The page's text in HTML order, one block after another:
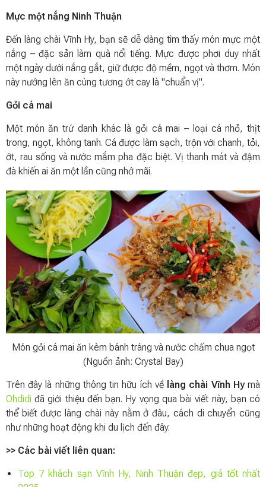
Mực một nắng Ninh Thuận
Đến làng chài Vĩnh Hy, bạn sẽ dễ dàng tìm thấy món mực một
nắng – đặc sản làm quà nổi tiếng. Mực được phơi duy nhất
một ngày dưới nắng gắt, giữ được độ mềm, ngọt và thơm. Món
này nướng lên ăn cùng tương ớt cay là "chuẩn vị".
Gỏi cá mai
Một món ăn trứ danh khác là gỏi cá mai – loại cá nhỏ, thịt
trong, ngọt, không tanh. Cá được làm sạch, trộn với chanh, tỏi,
ớt, rau sống và nước mắm pha đặc biệt. Vị thanh mát và đậm
đà khiến ai ăn một lần cũng nhớ mãi.
Món gỏi cá mai ăn kèm bánh tráng và nước chấm chua ngọt
(Nguồn ảnh: Crystal Bay)
Trên đây là những thông tin hữu ích về làng chài Vĩnh Hymà
Ohdidi đã giới thiệu đến bạn. Hy vọng qua bài viết này, bạn có
thể biết được làng chài này nằm ở đâu, cách di chuyển cũng
như những hoạt động khi du lịch đến đây.
>> Các bài viết liên quan:
Top 7 khách sạn Vĩnh Hy, Ninh Thuận đẹp, giá tốt nhất